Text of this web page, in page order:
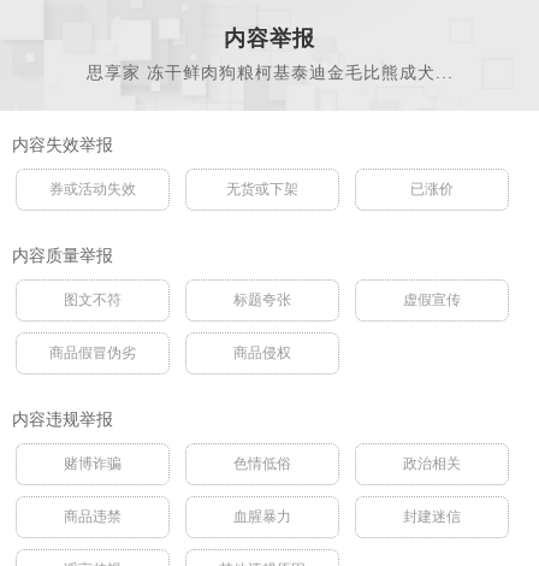
内容举报
思享家 冻干鲜肉狗粮柯基泰迪金毛比熊成犬...
内容失效举报
券或活动失效 无货或下架 已涨价
内容质量举报
图文不符 标题夸张 虚假宣传
商品假冒伪劣 商品侵权
内容违规举报
赌博诈骗 色情低俗 政治相关
商品违禁 血腥暴力 封建迷信